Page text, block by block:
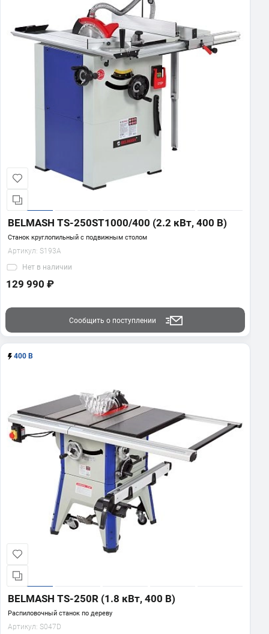
BELMASH TS-250ST1000/400 (2.2 кВт, 400 В)
Станок круглопильный с подвижным столом
Артикул: S193A
Нет в наличии
129 990 ₽
Сообщить о поступлении
400 В
BELMASH TS-250R (1.8 кВт, 400 В)
Распиловочный станок по дереву
Артикул: S047D